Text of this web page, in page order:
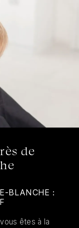
de
BLANCHE :
êtes à la